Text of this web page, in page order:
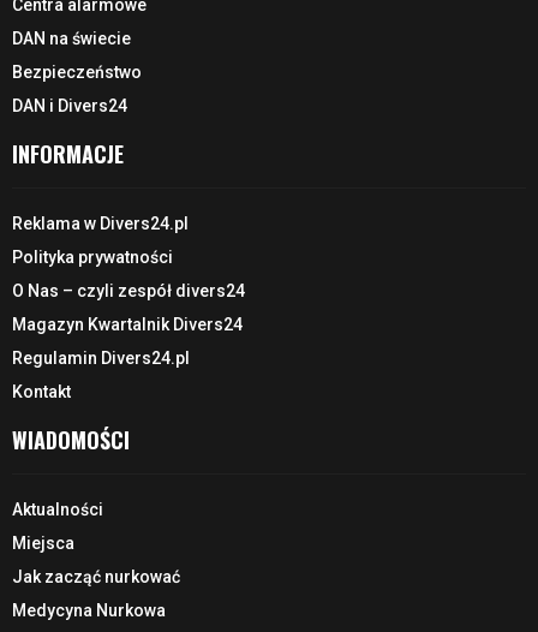
Centra alarmowe
DAN na świecie
Bezpieczeństwo
DAN i Divers24
INFORMACJE
Reklama w Divers24.pl
Polityka prywatności
O Nas – czyli zespół divers24
Magazyn Kwartalnik Divers24
Regulamin Divers24.pl
Kontakt
WIADOMOŚCI
Aktualności
Miejsca
Jak zacząć nurkować
Medycyna Nurkowa